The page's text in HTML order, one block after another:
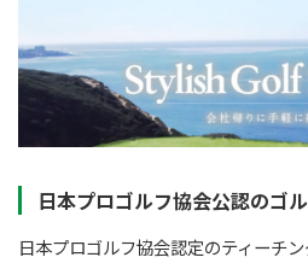
日本プロゴルフ協会公認のゴ
日本プロゴルフ協会認定のティーチ